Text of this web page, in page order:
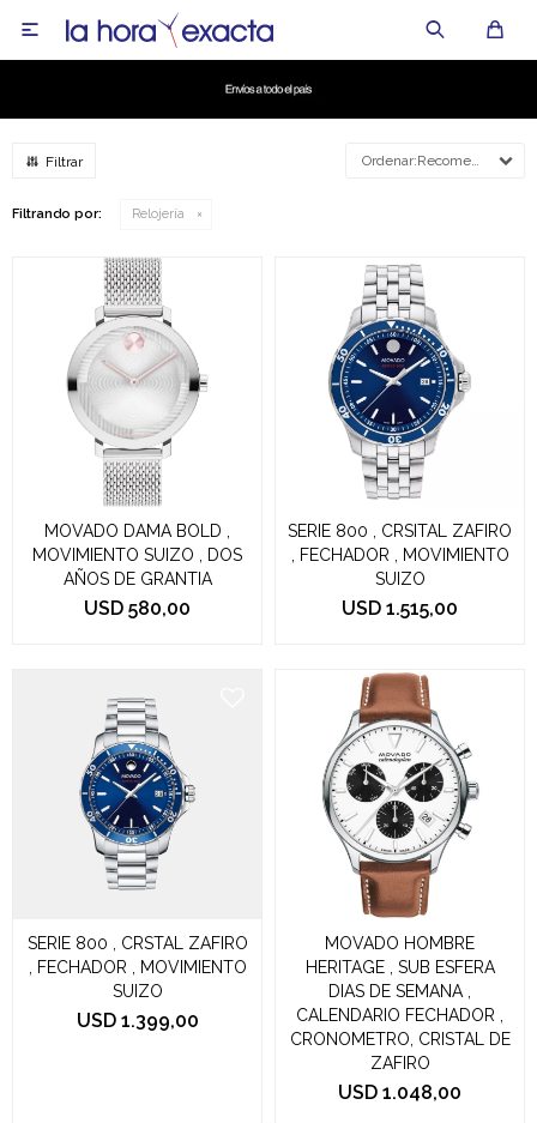

Recomendados
Filtrando por: Relojería
MOVADO DAMA BOLD ,
MOVIMIENTO SUIZO , DOS
AÑOS DE GRANTIA
USD 580,00
SERIE 800 , CRSITAL ZAFIRO
, FECHADOR , MOVIMIENTO
SUIZO
USD 1.515,00
SERIE 800 , CRSTAL ZAFIRO
, FECHADOR , MOVIMIENTO
SUIZO
USD 1.399,00
MOVADO HOMBRE
HERITAGE , SUB ESFERA
DIAS DE SEMANA ,
CALENDARIO FECHADOR ,
CRONOMETRO, CRISTAL DE
ZAFIRO
USD 1.048,00